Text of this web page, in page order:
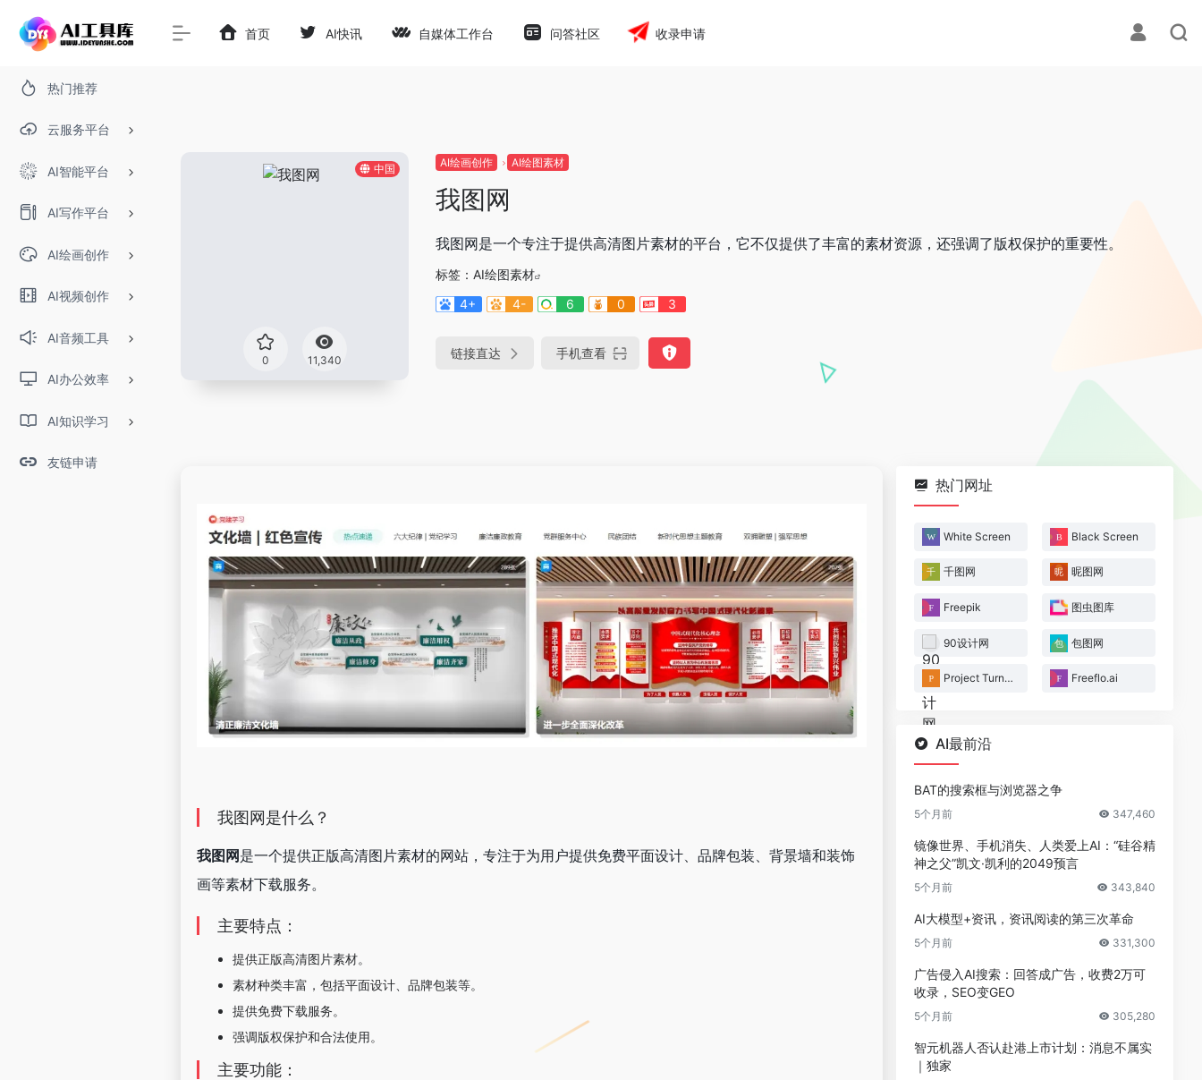
热门推荐
云服务平台
AI智能平台
AI写作平台
AI绘画创作
AI视频创作
AI音频工具
AI办公效率
AI知识学习
友链申请
首页 AI快讯 自媒体工作台 问答社区 收录申请
中国
0 11,340
AI绘画创作 AI绘图素材
我图网
我图网是一个专注于提供高清图片素材的平台，它不仅提供了丰富的素材资源，还强调了版权保护的重要性。
标签： AI绘图素材
4+
4- 6 0 3
链接直达 手机查看
我图网是什么？
我图网是一个提供正版高清图片素材的网站，专注于为用户提供免费平面设计、品牌包装、背景墙和装饰
画等素材下载服务。
主要特点：
提供正版高清图片素材。
素材种类丰富，包括平面设计、品牌包装等。
提供免费下载服务。
强调版权保护和合法使用。
主要功能：
热门网址
White Screen Black Screen
千图网 昵图网
Freepik 图虫图库
90设计网 包图网
Project Turntable Freeflo.ai
AI最前沿
BAT的搜索框与浏览器之争
5个月前 347,460
镜像世界、手机消失、人类爱上AI：“硅谷精
神之父”凯文·凯利的2049预言
5个月前 343,840
AI大模型+资讯，资讯阅读的第三次革命
5个月前 331,300
广告侵入AI搜索：回答成广告，收费2万可
收录，SEO变GEO
5个月前 305,280
智元机器人否认赴港上市计划：消息不属实
｜独家